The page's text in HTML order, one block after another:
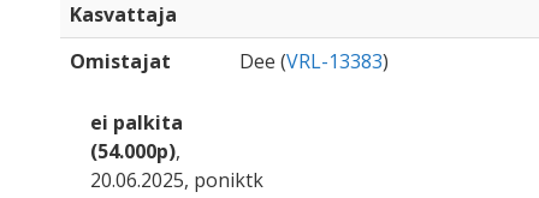
Kasvattaja
Omistajat
Dee (VRL-13383)
ei palkita
(54.000p),
20.06.2025, poniktk